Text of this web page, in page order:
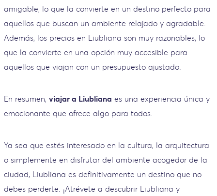
amigable, lo que la convierte en un destino perfecto para
aquellos que buscan un ambiente relajado y agradable.
Además, los precios en Liubliana son muy razonables, lo
que la convierte en una opción muy accesible para
aquellos que viajan con un presupuesto ajustado.
En resumen, viajar a Liubliana es una experiencia única y
emocionante que ofrece algo para todos.
Ya sea que estés interesado en la cultura, la arquitectura
o simplemente en disfrutar del ambiente acogedor de la
ciudad, Liubliana es definitivamente un destino que no
debes perderte. ¡Atrévete a descubrir Liubliana y